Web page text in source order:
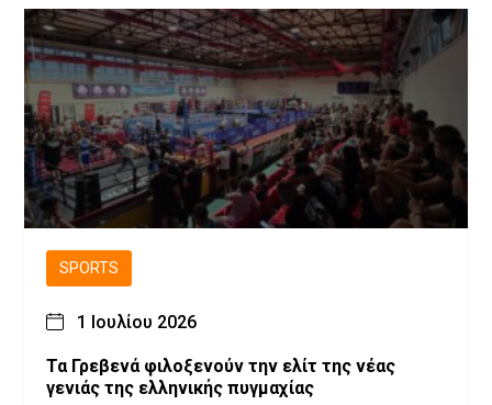
SPORTS
1 Ιουλίου 2026
Τα Γρεβενά φιλοξενούν την ελίτ της νέας
γενιάς της ελληνικής πυγμαχίας